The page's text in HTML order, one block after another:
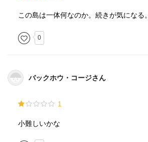
この島は一体何なのか。続きが気になる。
0
バックホウ・コージさん
1
小難しいかな